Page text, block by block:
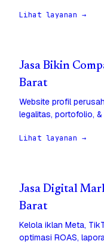
Lihat layanan →
Jasa Bikin
Barat
Website profil
legalitas, portofolio, &
Lihat layanan →
Jasa Digital
Barat
Kelola iklan Meta,
optimasi ROAS,